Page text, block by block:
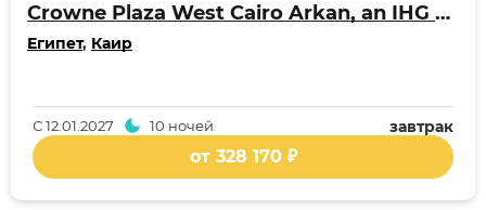
Crowne Plaza West Cairo Arkan, an IHG Hotel
Египет, Каир
завтрак
С12.01.2027 10 ночей
от 328 170 ₽